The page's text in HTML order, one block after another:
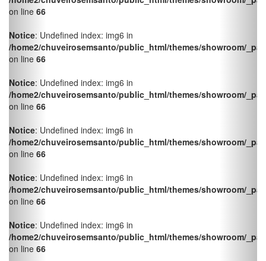
Notice : Undefined index: img6 in
on line66
Notice : Undefined index: img6 in
on line66
Notice : Undefined index: img6 in
on line66
Notice : Undefined index: img6 in
on line66
Notice : Undefined index: img6 in
on line66